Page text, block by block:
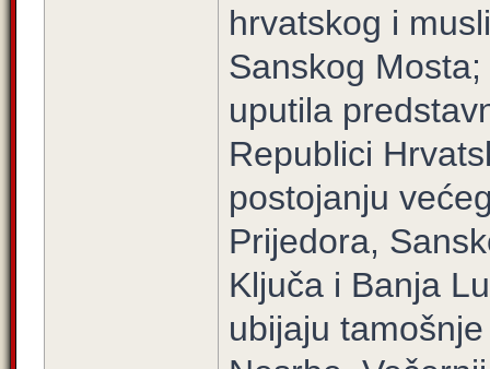
hrvatskog i
Sanskog
uputila
Republici
postojanju
Prijedora,
Ključa i Banja
ubijaju